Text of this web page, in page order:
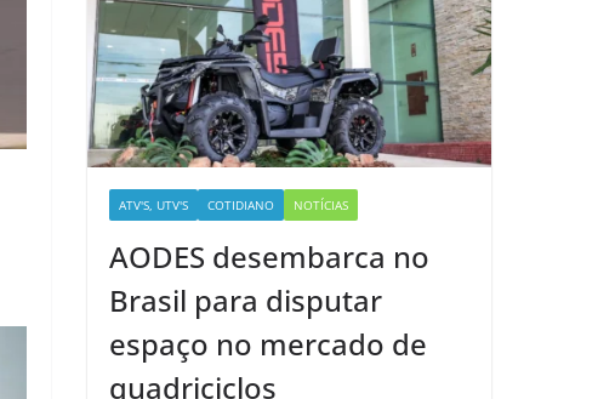
ATV'S, UTV'S COTIDIANO NOTÍCIAS
AODES desembarca no
Brasil para disputar
espaço no mercado de
quadriciclos